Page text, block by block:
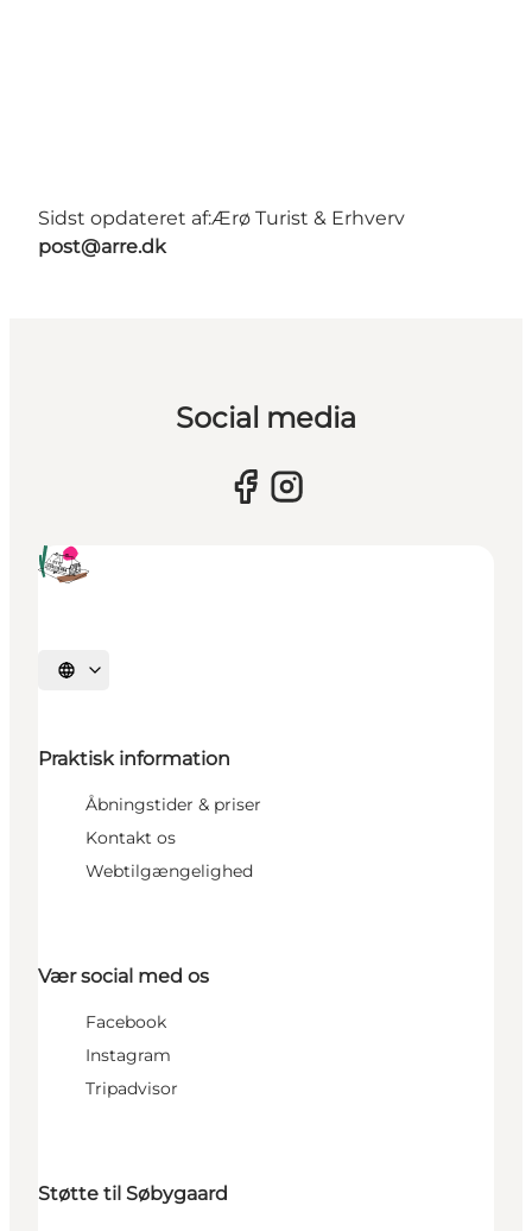
Sidst opdateret af:Ærø Turist & Erhverv
post@arre.dk
Social media
Vælg sprog
Praktisk information
Åbningstider & priser
Kontakt os
Webtilgængelighed
Vær social med os
Facebook
Instagram
Tripadvisor
Støtte til Søbygaard